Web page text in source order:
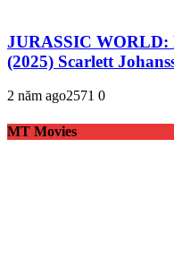
JURASSIC
(2025) Scarlett
2 năm ago2571 0
MT Movies